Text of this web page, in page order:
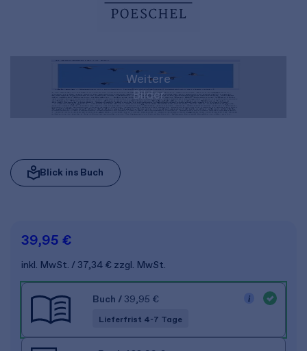
Weitere
Bilder
Blick ins Buch
39,95 €
inkl. MwSt. 37,34 € zzgl. MwSt.
Buch / 39,95 €
Lieferfrist 4-7 Tage